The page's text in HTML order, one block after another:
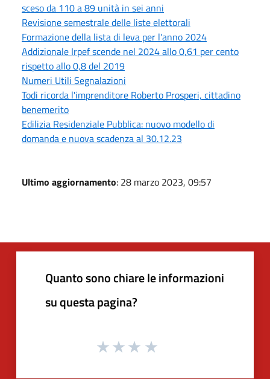
sceso da 110 a 89 unità in sei anni
Revisione semestrale delle liste elettorali
Formazione della lista di leva per l'anno 2024
Addizionale Irpef scende nel 2024 allo 0,61 per cento
rispetto allo 0,8 del 2019
Numeri Utili Segnalazioni
Todi ricorda l'imprenditore Roberto Prosperi, cittadino
benemerito
Edilizia Residenziale Pubblica: nuovo modello di
domanda e nuova scadenza al 30.12.23
Ultimo aggiornamento: 28 marzo 2023, 09:57
Quanto sono chiare le informazioni
su questa pagina?